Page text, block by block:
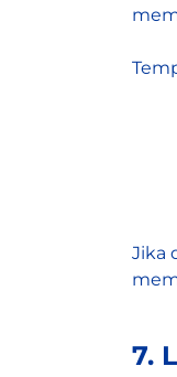
Jika
7.